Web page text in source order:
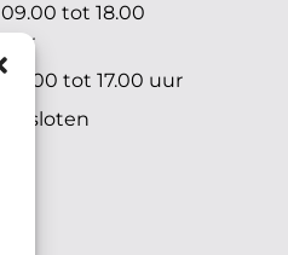
09.00 tot 18.00
uur
09.00 tot 17.00 uur
Gesloten